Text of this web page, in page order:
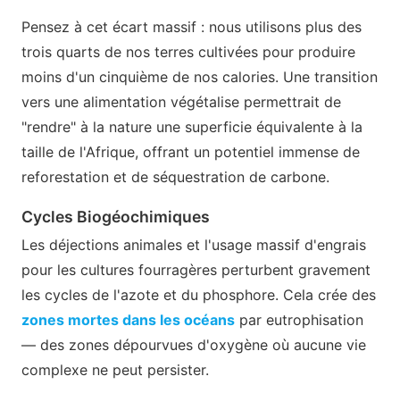
Pensez à cet écart massif : nous utilisons plus des
trois quarts de nos terres cultivées pour produire
moins d'un cinquième de nos calories. Une transition
vers une alimentation végétalise permettrait de
"rendre" à la nature une superficie équivalente à la
taille de l'Afrique, offrant un potentiel immense de
reforestation et de séquestration de carbone.
Cycles Biogéochimiques
Les déjections animales et l'usage massif d'engrais
pour les cultures fourragères perturbent gravement
les cycles de l'azote et du phosphore. Cela crée des
zones mortes dans les océans par eutrophisation
— des zones dépourvues d'oxygène où aucune vie
complexe ne peut persister.